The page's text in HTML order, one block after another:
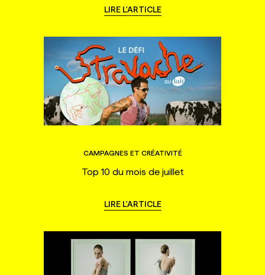
LIRE L'ARTICLE
CAMPAGNES ET CRÉATIVITÉ
Top 10 du mois de juillet
LIRE L'ARTICLE